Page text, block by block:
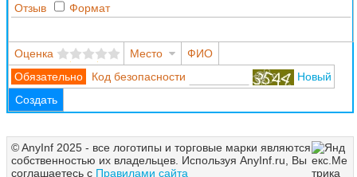
Отзыв Формат
Оценка Место
ФИО
Код безопасности
Новый
Создать
© AnyInf 2025 - все логотипы и торговые марки являются
собственностью их владельцев. Используя AnyInf.ru, Вы
соглашаетесь с Правилами сайта